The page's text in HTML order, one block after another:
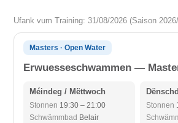
Ufank vum Training: 31/08/2026 (Saison
Masters · Open Water
Erwuesseschwammen —
Méindeg / Mëttwoch
Stonnen 19:30 – 21:00
Schwämmbad Belair
Stonnen